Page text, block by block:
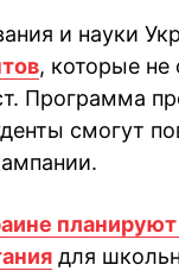
и науки
, которые не
Программа
смогут
для